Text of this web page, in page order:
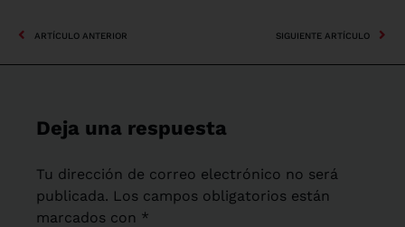
ARTÍCULO ANTERIOR SIGUIENTE ARTÍCULO
Deja una respuesta
Tu dirección de correo electrónico no será
publicada. Los campos obligatorios están
marcados con *